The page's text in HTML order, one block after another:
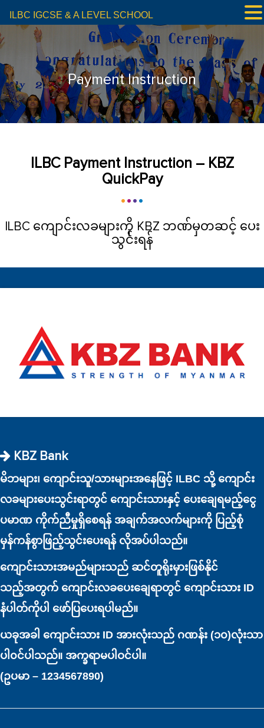
Payment Instruction
ILBC Payment Instruction – KBZ
QuickPay
ILBC ကျောင်းလခများကို KBZ ဘဏ်မှတဆင့် ပေး
သွင်းရန်
KBZ Bank
မိဘများ၊ ကျောင်းသူ/သားများအနေဖြင့် ILBC သို့ ကျောင်း
လခများပေးသွင်းရာတွင် ကျောင်းသားနှင့် ပေးချေရမည့်ငွေ
ပမာဏ ကိုက်ညီမှုရှိစေရန် အချက်အလက်များကို ပြည့်စုံ
မှန်ကန်စွာဖြည့်သွင်းပေးရန် လိုအပ်ပါသည်။
ကျောင်းသားအမည်များသည် ဆင်တူရိုးမှားဖြစ်နိုင်
သည့်အတွက် ကျောင်းလခပေးချေရာတွင် ကျောင်းသား ID
နံပါတ်ကိုပါ ဖော်ပြပေးရပါမည်။
ယခုအခါ ကျောင်းသား ID အားလုံးသည် ဂဏန်း (၁၀)လုံးသာ
ပါ၀င်ပါသည်။ အက္ခရာမပါဝင်ပါ။
(ဥပမာ – 1234567890)
ILBC IGCSE & A LEVEL SCHOOL